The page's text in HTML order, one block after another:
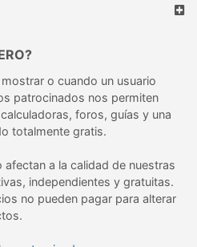
o cuando un usuario
patrocinados nos permiten
foros, guías y una
totalmente gratis.
a la calidad de nuestras
independientes y gratuitas.
no pueden pagar para alterar